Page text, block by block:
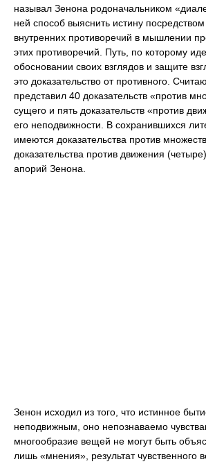
называл Зенона родоначальником
ней способ выяснить истину
внутренних противоречий в мышлении
этих противоречий. Путь, по которому
обосновании своих взглядов и защите
это доказательство от противного.
представил 40 доказательств «против
сущего и пять доказательств «против
его неподвижности. В сохранившихся
имеются доказательства против
доказательства против движения
апорий Зенона.
Зенон исходил из того, что истинное
неподвижным, оно непознаваемо
многообразие вещей не могут быть
лишь «мнения», результат чувственного